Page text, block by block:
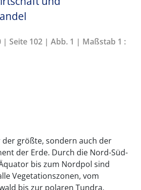
| Seite 102 | Abb. 1 | Maßstab 1 :
größte, sondern auch der
der Erde. Durch die Nord-Süd-
bis zum Nordpol sind
Vegetationszonen, vom
bis zur polaren Tundra,